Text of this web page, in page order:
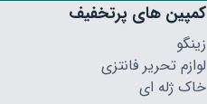
کمپین های پرتخفیف
زینگو
لوازم تحریر فانتزی
خاک ژله ای